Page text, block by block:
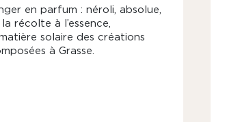
en parfum : néroli, absolue,
récolte à l’essence,
solaire des créations
à Grasse.